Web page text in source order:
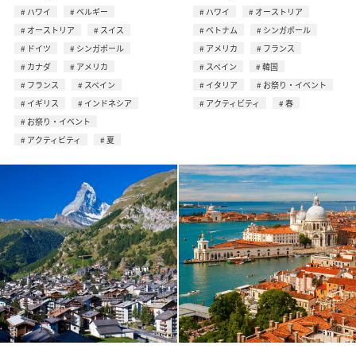
ハワイ
ベルギー
オーストリア
スイス
ドイツ
シンガポール
カナダ
アメリカ
フランス
スペイン
イギリス
インドネシア
お祭り・イベント
アクティビティ
夏
ハワイ
オーストリア
ベトナム
シンガポール
アメリカ
フランス
スペイン
韓国
イタリア
お祭り・イベント
アクティビティ
春